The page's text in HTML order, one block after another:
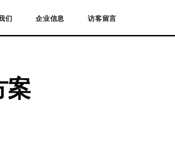
们 企业信息 访客留言
案